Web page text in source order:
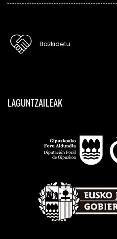
Bazkidetu
LAGUNTZAILEAK